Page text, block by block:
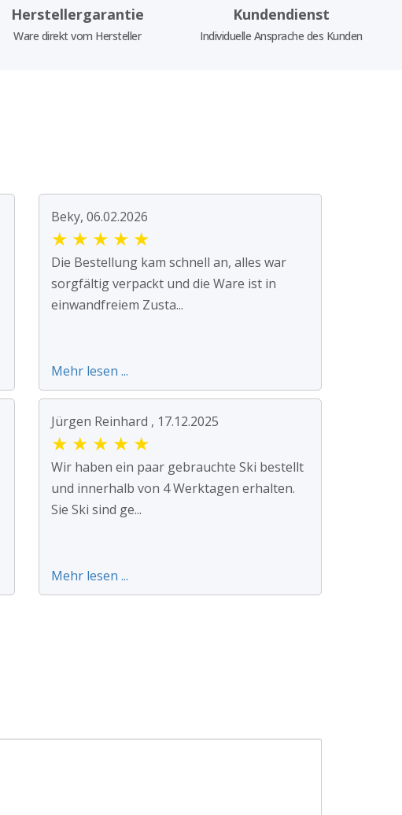
Herstellergarantie
Ware direkt vom Hersteller
Kundendienst
Individuelle Ansprache des Kunden
Beky, 06.02.2026
★ ★ ★ ★ ★
Die Bestellung kam schnell an, alles war
sorgfältig verpackt und die Ware ist in
einwandfreiem Zusta...
Mehr lesen ...
Jürgen Reinhard , 17.12.2025
★ ★ ★ ★ ★
Wir haben ein paar gebrauchte Ski bestellt
und innerhalb von 4 Werktagen erhalten.
Sie Ski sind ge...
Mehr lesen ...